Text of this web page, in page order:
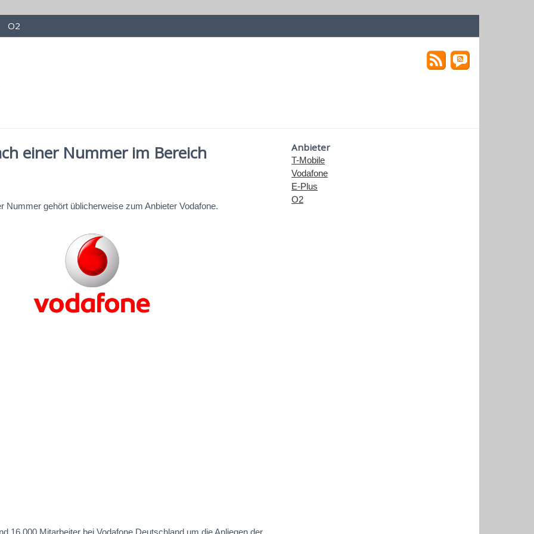
O2
einer Nummer im Bereich
Nummer gehört üblicherweise zum Anbieter Vodafone.
16.000 Mitarbeiter bei Vodafone Deutschland um die Anliegen der
Anbieter
T-Mobile
Vodafone
E-Plus
O2